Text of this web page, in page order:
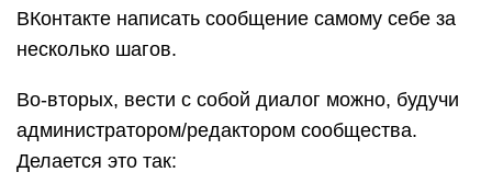
ВКонтакте написать сообщение самому себе за
несколько шагов.
Во-вторых, вести с собой диалог можно, будучи
администратором/редактором сообщества.
Делается это так: